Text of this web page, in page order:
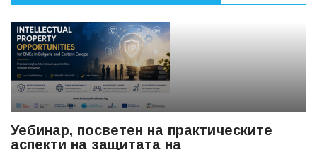
Уебинар, посветен на практическите
аспекти на защитата на